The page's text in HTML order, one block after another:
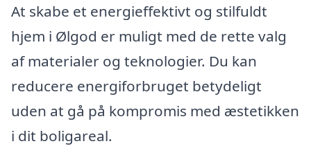
At skabe et energieffektivt og stilfuldt
hjem i Ølgod er muligt med de rette valg
af materialer og teknologier. Du kan
reducere energiforbruget betydeligt
uden at gå på kompromis med æstetikken
i dit boligareal.